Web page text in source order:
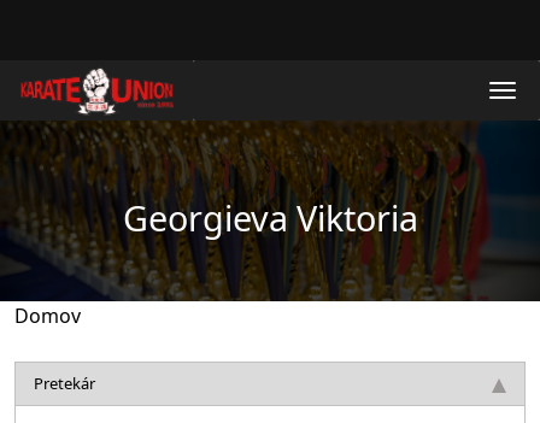
Georgieva Viktoria
Domov
Pretekár